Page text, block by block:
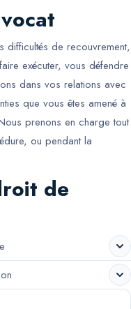
difficultés de recouvrement,
exécuter, vous défendre
dans vos relations avec
que vous êtes amené à
prenons en charge tout
ou pendant la
de